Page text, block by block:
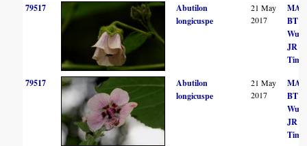
79517
Abutilon
longicuspe
21 May
2017
MA
BT
JR
79517
Abutilon
longicuspe
21 May
2017
MA
BT
JR